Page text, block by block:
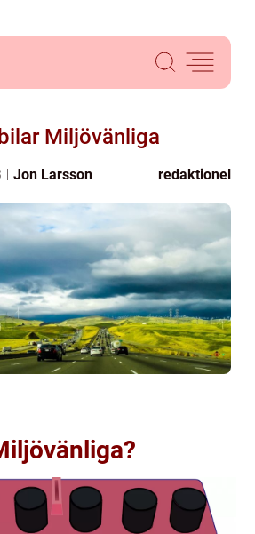
Miljövänliga
Jon Larsson redaktionel